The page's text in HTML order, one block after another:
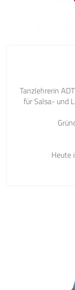
Tanzlehrerin
für Salsa- und
Heute